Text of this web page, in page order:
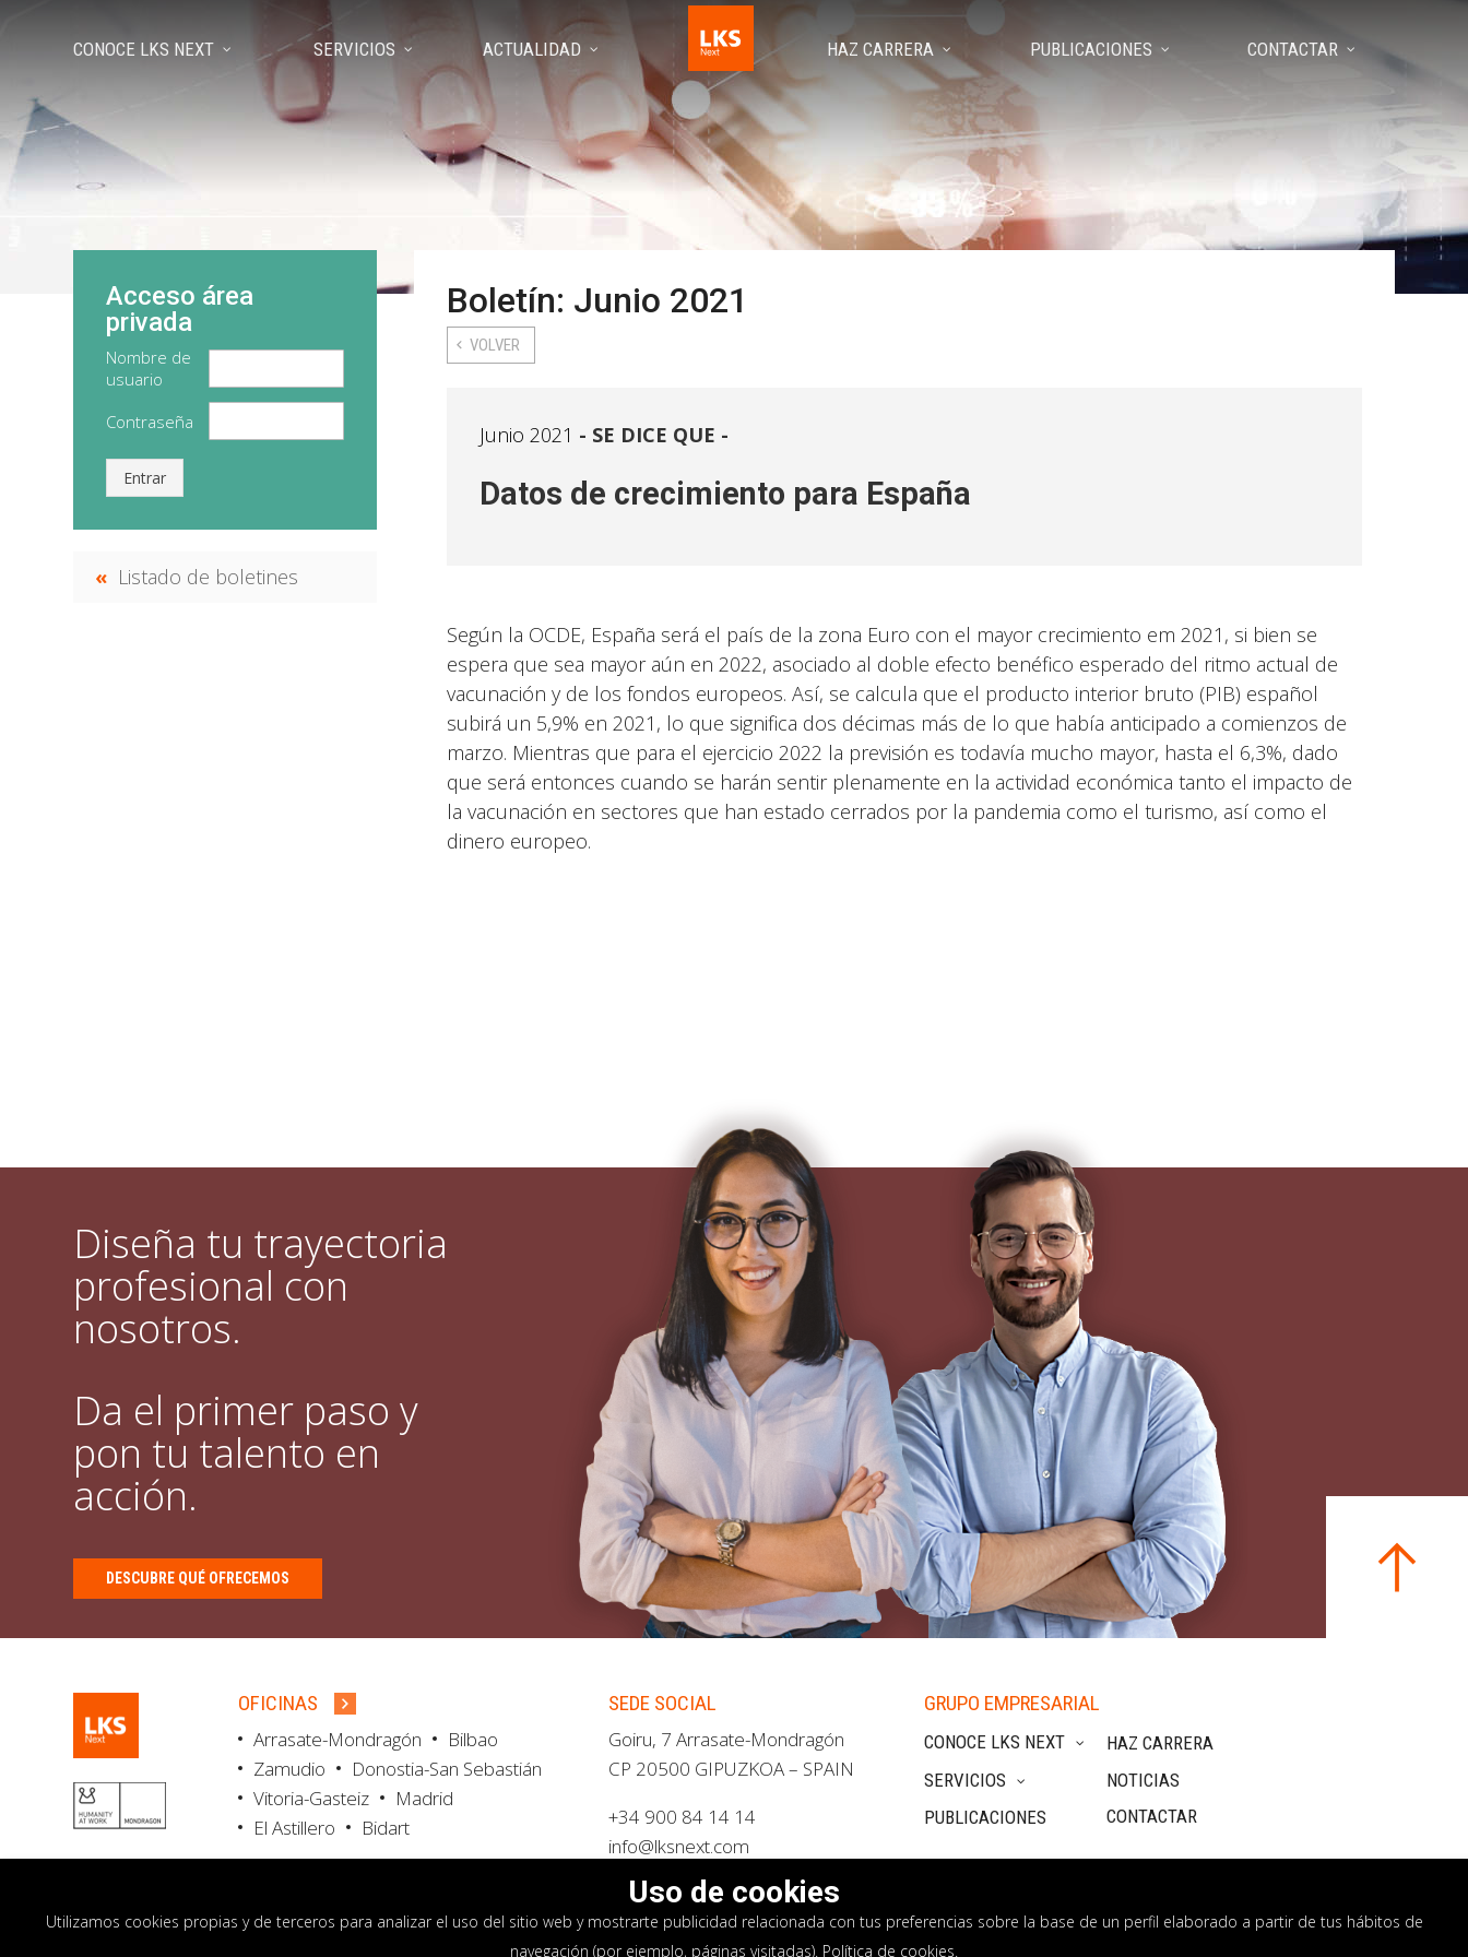
CONOCE LKS NEXT SERVICIOS ACTUALIDAD HAZ CARRERA PUBLICACIONES CONTACTAR
Boletín: Junio 2021
VOLVER
Junio 2021 SE DICE QUE -
Datos de crecimiento para España
Según la OCDE, España será el país de la zona Euro con el mayor crecimiento em 2021, si bien se
espera que sea mayor aún en 2022, asociado al doble efecto benéfico esperado del ritmo actual de
vacunación y de los fondos europeos. Así, se calcula que el producto interior bruto (PIB) español
subirá un 5,9% en 2021, lo que significa dos décimas más de lo que había anticipado a comienzos de
marzo. Mientras que para el ejercicio 2022 la previsión es todavía mucho mayor, hasta el 6,3%, dado
que será entonces cuando se harán sentir plenamente en la actividad económica tanto el impacto de
la vacunación en sectores que han estado cerrados por la pandemia como el turismo, así como el
dinero europeo.
Acceso área
privada
Nombre de
usuario
Contraseña
Entrar
Listado de boletines
Diseña tu trayectoria
profesional con
nosotros.
Da el primer paso y
pon tu talento en
acción.
DESCUBRE QUÉ OFRECEMOS
OFICINAS
Arrasate-Mondragón
Bilbao
Zamudio
Donostia-San Sebastián
Vitoria-Gasteiz
Madrid
El Astillero
Bidart
SEDE SOCIAL
Goiru, 7 Arrasate-Mondragón
CP 20500 GIPUZKOA – SPAIN
+34 900 84 14 14
info@lksnext.com
GRUPO EMPRESARIAL
CONOCE LKS NEXT
SERVICIOS
PUBLICACIONES
HAZ CARRERA
NOTICIAS
CONTACTAR
Uso de cookies
Utilizamos cookies propias y de terceros para analizar el uso del sitio web y mostrarte publicidad relacionada con tus preferencias sobre la base de un perfil elaborado a partir de tus hábitos de
navegación (por ejemplo, páginas visitadas). Política de cookies.